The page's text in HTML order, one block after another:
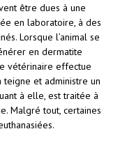
être dues à une
en laboratoire, à des
Lorsque l’animal se
en dermatite
vétérinaire effectue
et administre un
à elle, est traitée à
Malgré tout, certaines